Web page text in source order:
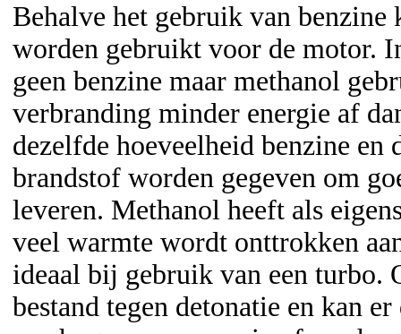
Behalve het gebruik van benzine
worden gebruikt voor de motor.
geen benzine maar methanol
verbranding minder energie af
dezelfde hoeveelheid benzine en
brandstof worden gegeven om
leveren. Methanol heeft als
veel warmte wordt onttrokken
ideaal bij gebruik van een turbo.
bestand tegen detonatie en kan